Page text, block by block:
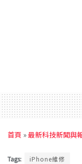
首頁 »最新科技新聞與
Tags: iPhone維修